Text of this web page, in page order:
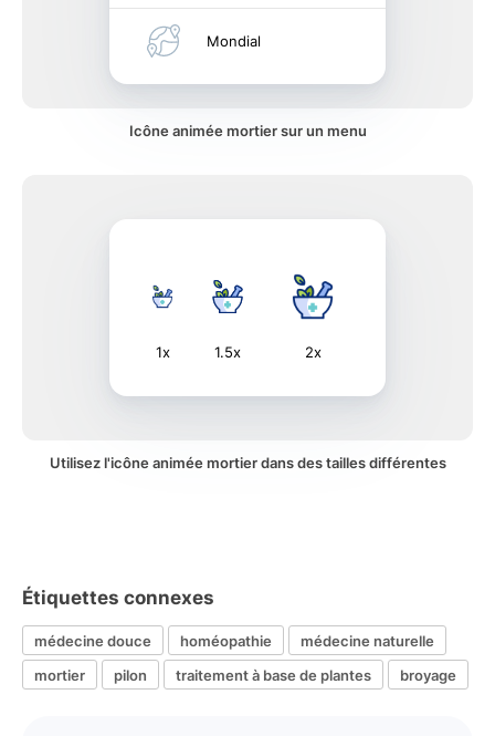
Mondial
Icône animée mortier sur un menu
1x 1.5x 2x
Utilisez l'icône animée mortier dans des tailles différentes
Étiquettes connexes
médecine douce homéopathie
médecine naturelle
mortier
pilon traitement à base de plantes broyage